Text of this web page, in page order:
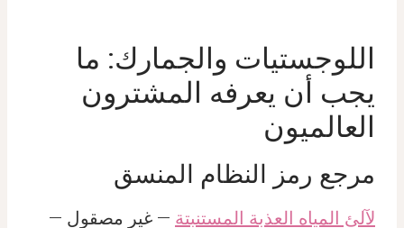
اللوجستيات والجمارك: ما
يجب أن يعرفه المشترون
العالميون
مرجع رمز النظام المنسق
لآلئ المياه العذبة المستنبتة — غير مصقول —